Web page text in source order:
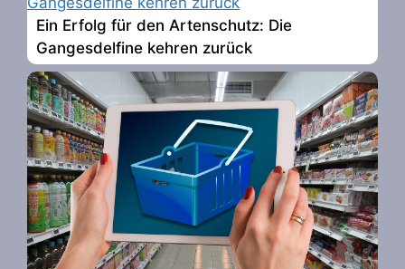
Ein Erfolg für den Artenschutz: Die
Gangesdelfine kehren zurück